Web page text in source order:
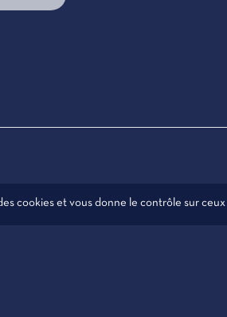
cookies et vous donne le contrôle sur